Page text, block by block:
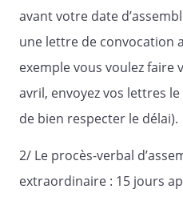
Vous trouverez ci-joint
- le projet de statuts
avant votre date
une lettre de convocation
exemple vous voulez faire
avril, envoyez vos lettres
de bien respecter le délai).
2/ Le procès-verbal
extraordinaire : 15 jours